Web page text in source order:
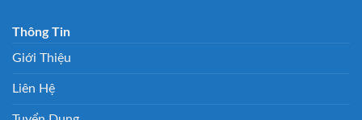
Thông Tin
Giới Thiệu
Liên Hệ